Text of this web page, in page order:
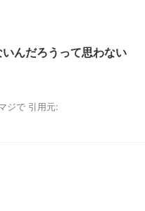
んだろうって思わない
ジで 引用元: